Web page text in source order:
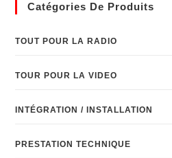
Catégories De Produits
TOUT POUR LA RADIO
TOUR POUR LA VIDEO
INTÉGRATION / INSTALLATION
PRESTATION TECHNIQUE